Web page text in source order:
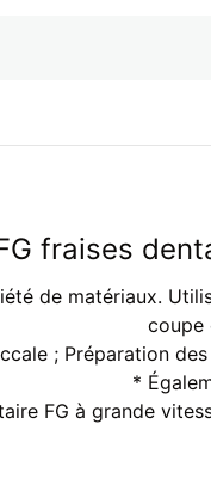
fraises
de matériaux.
coupe
; Préparation
*
FG à grande